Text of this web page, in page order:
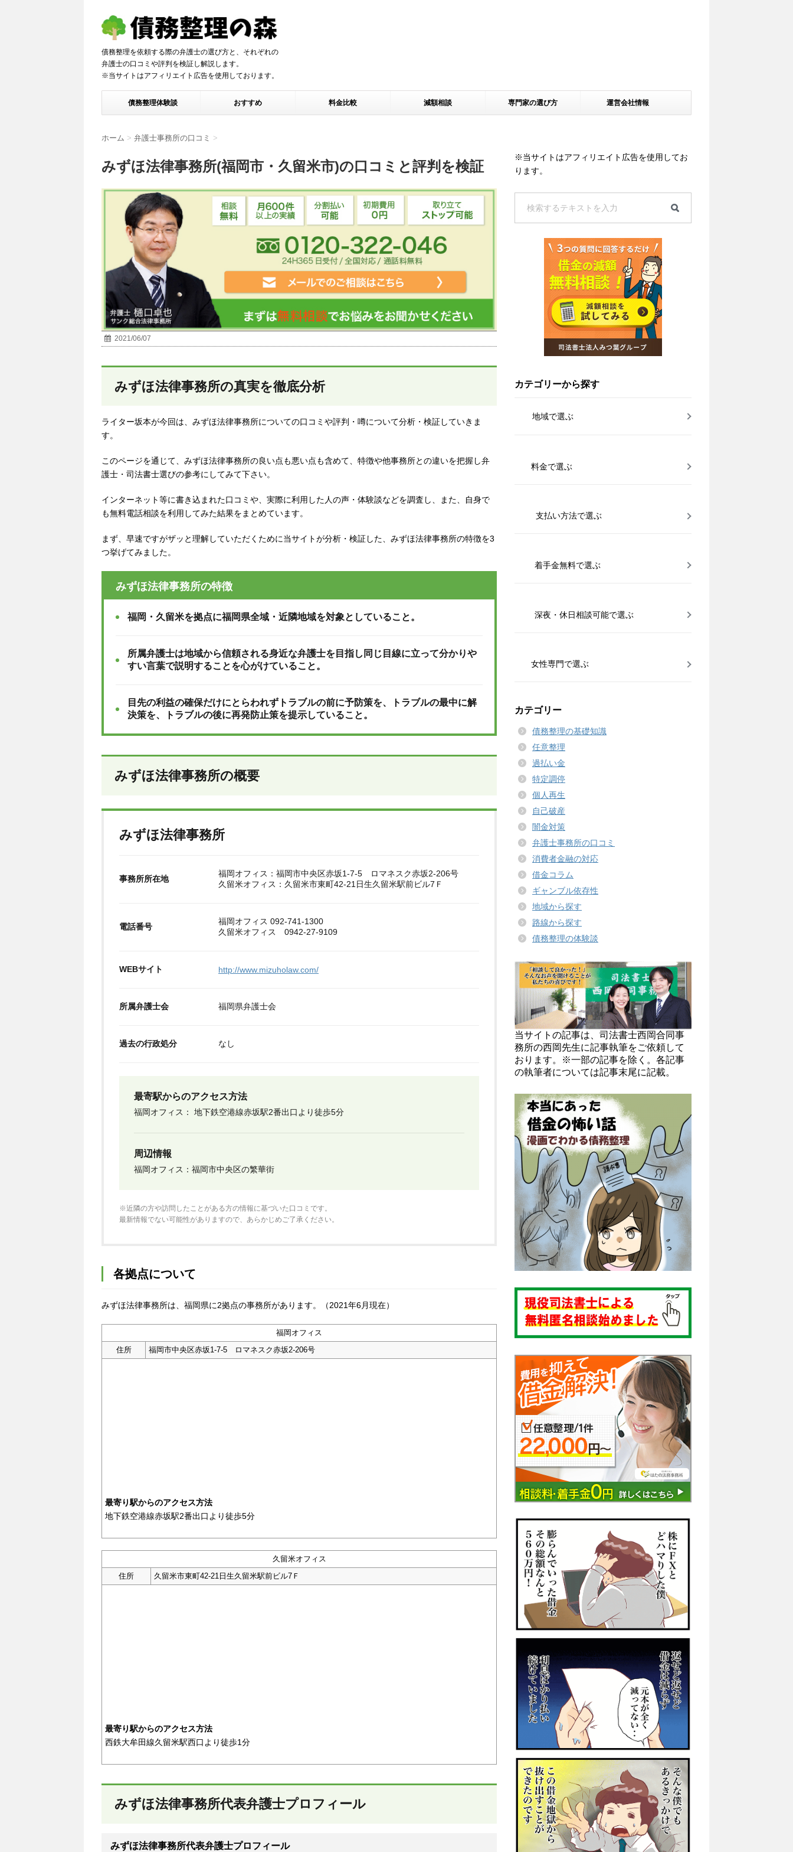
債務整理を依頼する際の弁護士の選び方と、それぞれの
弁護士の口コミや評判を検証し解説します。
※当サイトはアフィリエイト広告を使用しております。
債務整理体験談 おすすめ 料金比較 減額相談 専門家の選び方 運営会社情報
ホーム > 弁護士事務所の口コミ >
みずほ法律事務所(福岡市・久留米市)の口コミと評判を検証
2021/06/07
みずほ法律事務所の真実を徹底分析
ライター坂本が今回は、みずほ法律事務所についての口コミや評判・噂について分析・検証していきま
す。
このページを通じて、みずほ法律事務所の良い点も悪い点も含めて、特徴や他事務所との違いを把握し弁
護士・司法書士選びの参考にしてみて下さい。
インターネット等に書き込まれた口コミや、実際に利用した人の声・体験談などを調査し、
また、自身で
も無料電話相談を利用してみた結果をまとめています。
まず、早速ですがザッと理解していただくために当サイトが分析・検証した、みずほ法律事務所の特徴を3
つ挙げてみました。
みずほ法律事務所の特徴
福岡・久留米を拠点に福岡県全域・近隣地域を対象としていること。
所属弁護士は地域から信頼される身近な弁護士を目指し同じ目線に立って分かりや
すい言葉で説明することを心がけていること。
目先の利益の確保だけにとらわれずトラブルの前に予防策を、トラブルの最中に解
決策を、トラブルの後に再発防止策を提示していること。
みずほ法律事務所の概要
みずほ法律事務所
事務所所在地
福岡オフィス：福岡市中央区赤坂1-7-5 ロマネスク赤坂2-206号
久留米オフィス：久留米市東町42-21日生久留米駅前ビル7Ｆ
電話番号
福岡オフィス 092-741-1300
久留米オフィス 0942-27-9109
WEBサイト http://www.mizuholaw.com/
所属弁護士会 福岡県弁護士会
過去の行政処分 なし
最寄駅からのアクセス方法
福岡オフィス： 地下鉄空港線赤坂駅2番出口より徒歩5分
周辺情報
福岡オフィス：福岡市中央区の繁華街
※近隣の方や訪問したことがある方の情報に基づいた口コミです。
最新情報でない可能性がありますので、あらかじめご了承ください。
各拠点について
みずほ法律事務所は、福岡県に2拠点の事務所があります。（2021年6月現在）
福岡オフィス
住所
福岡市中央区赤坂1-7-5 ロマネスク赤坂2-206号
最寄り駅からのアクセス方法
地下鉄空港線赤坂駅2番出口より徒歩5分
久留米オフィス
住所
久留米市東町42-21日生久留米駅前ビル7Ｆ
最寄り駅からのアクセス方法
西鉄大牟田線久留米駅西口より徒歩1分
みずほ法律事務所代表弁護士プロフィール
みずほ法律事務所代表弁護士プロフィール
※当サイトはアフィリエイト広告を使用してお
ります。
カテゴリーから探す
地域で選ぶ
料金で選ぶ
支払い方法で選ぶ
着手金無料で選ぶ
深夜・休日相談可能で選ぶ
女性専門で選ぶ
カテゴリー
債務整理の基礎知識
任意整理
過払い金
特定調停
個人再生
自己破産
闇金対策
弁護士事務所の口コミ
消費者金融の対応
借金コラム
ギャンブル依存性
地域から探す
路線から探す
債務整理の体験談
当サイトの記事は、司法書士西岡合同事
務所の西岡先生に記事執筆をご依頼して
おります。※一部の記事を除く。各記事
の執筆者については記事末尾に記載。